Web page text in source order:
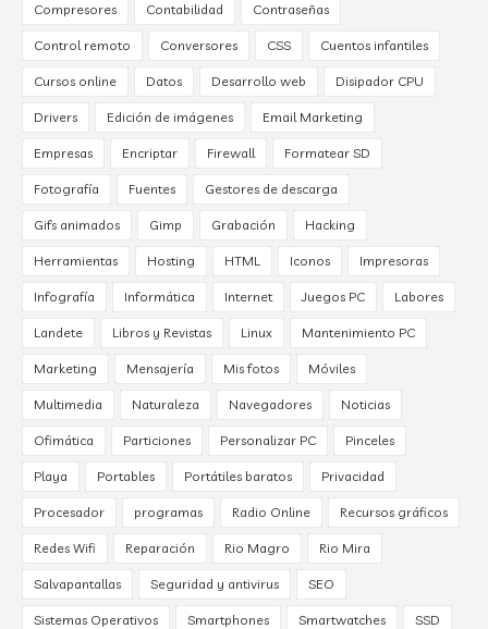
Compresores Contabilidad Contraseñas
Control remoto Conversores CSS Cuentos infantiles
Cursos online Datos Desarrollo web Disipador CPU
Drivers Edición de imágenes Email Marketing
Empresas Encriptar Firewall Formatear SD
Fotografía Fuentes Gestores de descarga
Gifs animados Gimp Grabación Hacking
Herramientas Hosting HTML Iconos Impresoras
Infografía Informática Internet Juegos PC Labores
Landete Libros y Revistas Linux Mantenimiento PC
Marketing Mensajería Mis fotos Móviles
Multimedia Naturaleza Navegadores Noticias
Ofimática Particiones Personalizar PC Pinceles
Playa Portables Portátiles baratos Privacidad
Procesador programas Radio Online Recursos gráficos
Redes Wifi Reparación Rio Magro Rio Mira
Salvapantallas Seguridad y antivirus SEO
Sistemas Operativos Smartphones Smartwatches SSD